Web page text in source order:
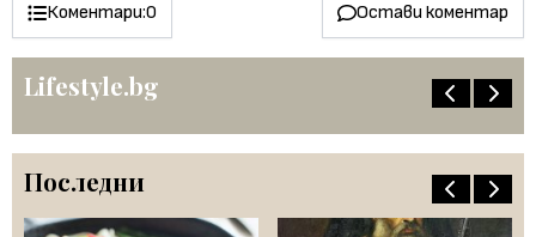
Коментари:0 Остави коментар
Lifestyle.bg
Последни